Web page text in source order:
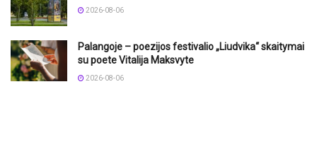
2026-08-06
Palangoje – poezijos festivalio „Liudvika“ skaitymai
su poete Vitalija Maksvyte
2026-08-06